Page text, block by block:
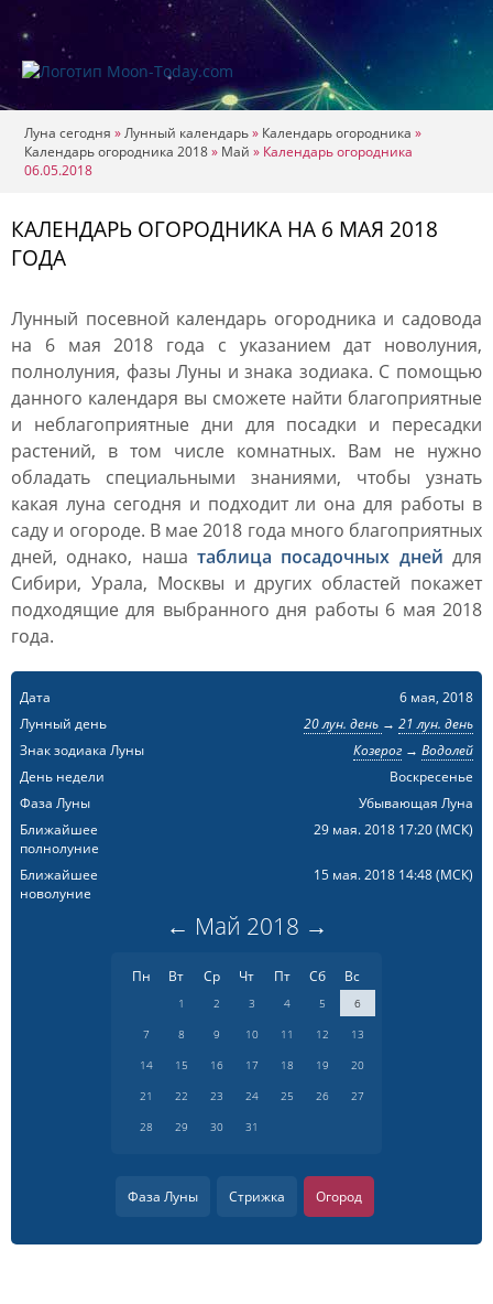
Луна сегодня »Лунный календарь» Календарь огородника »
Календарь огородника 2018» Май » Календарь огородника
06.05.2018
КАЛЕНДАРЬ ОГОРОДНИКА НА 6 МАЯ 2018
ГОДА
Лунный посевной календарь огородника и садовода
на 6 мая 2018 года с указанием дат новолуния,
полнолуния, фазы Луны и знака зодиака. С помощью
данного календаря вы сможете найти благоприятные
и неблагоприятные дни для посадки и пересадки
растений, в том числе комнатных. Вам не нужно
обладать специальными знаниями, чтобы узнать
какая луна сегодня и подходит ли она для работы в
саду и огороде. В мае 2018 года много благоприятных
дней, однако, наша таблица посадочных дней для
Сибири, Урала, Москвы и других областей покажет
подходящие для выбранного дня работы 6 мая 2018
года.
Дата
6 мая, 2018
Лунный день
20 лун. день → 21 лун. день
Знак зодиака Луны
Козерог→ Водолей
День недели
Воскресенье
Фаза Луны
Убывающая Луна
Ближайшее
полнолуние
29 мая. 2018 17:20(МСК)
Ближайшее
новолуние
15 мая. 2018 14:48(МСК)
← Май 2018 →
Пн Вт Ср Чт Пт Сб Вс
1 2 3 4 5
6
7
8 9 10 11 12
13
14
15 16 17 18 19
20
21
22 23 24 25 26
27
28
29 30 31
Фаза Луны Стрижка Огород